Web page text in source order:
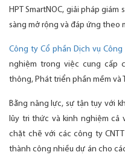
HPT SmartNOC, giải pháp
sàng mở rộng và đáp ứng theo
Công ty Cổ phần Dịch vụ Công
nghiệm trong việc cung cấp
thông, Phát triển phần mềm
Bằng năng lực, sự tận tụy với
lũy tri thức và kinh nghiệm cả
chặt chẽ với các công ty
thành công nhiều dự án cho